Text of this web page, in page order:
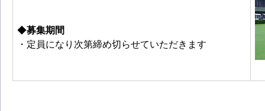
◆募集期間
・定員になり次第締め切らせていただきます